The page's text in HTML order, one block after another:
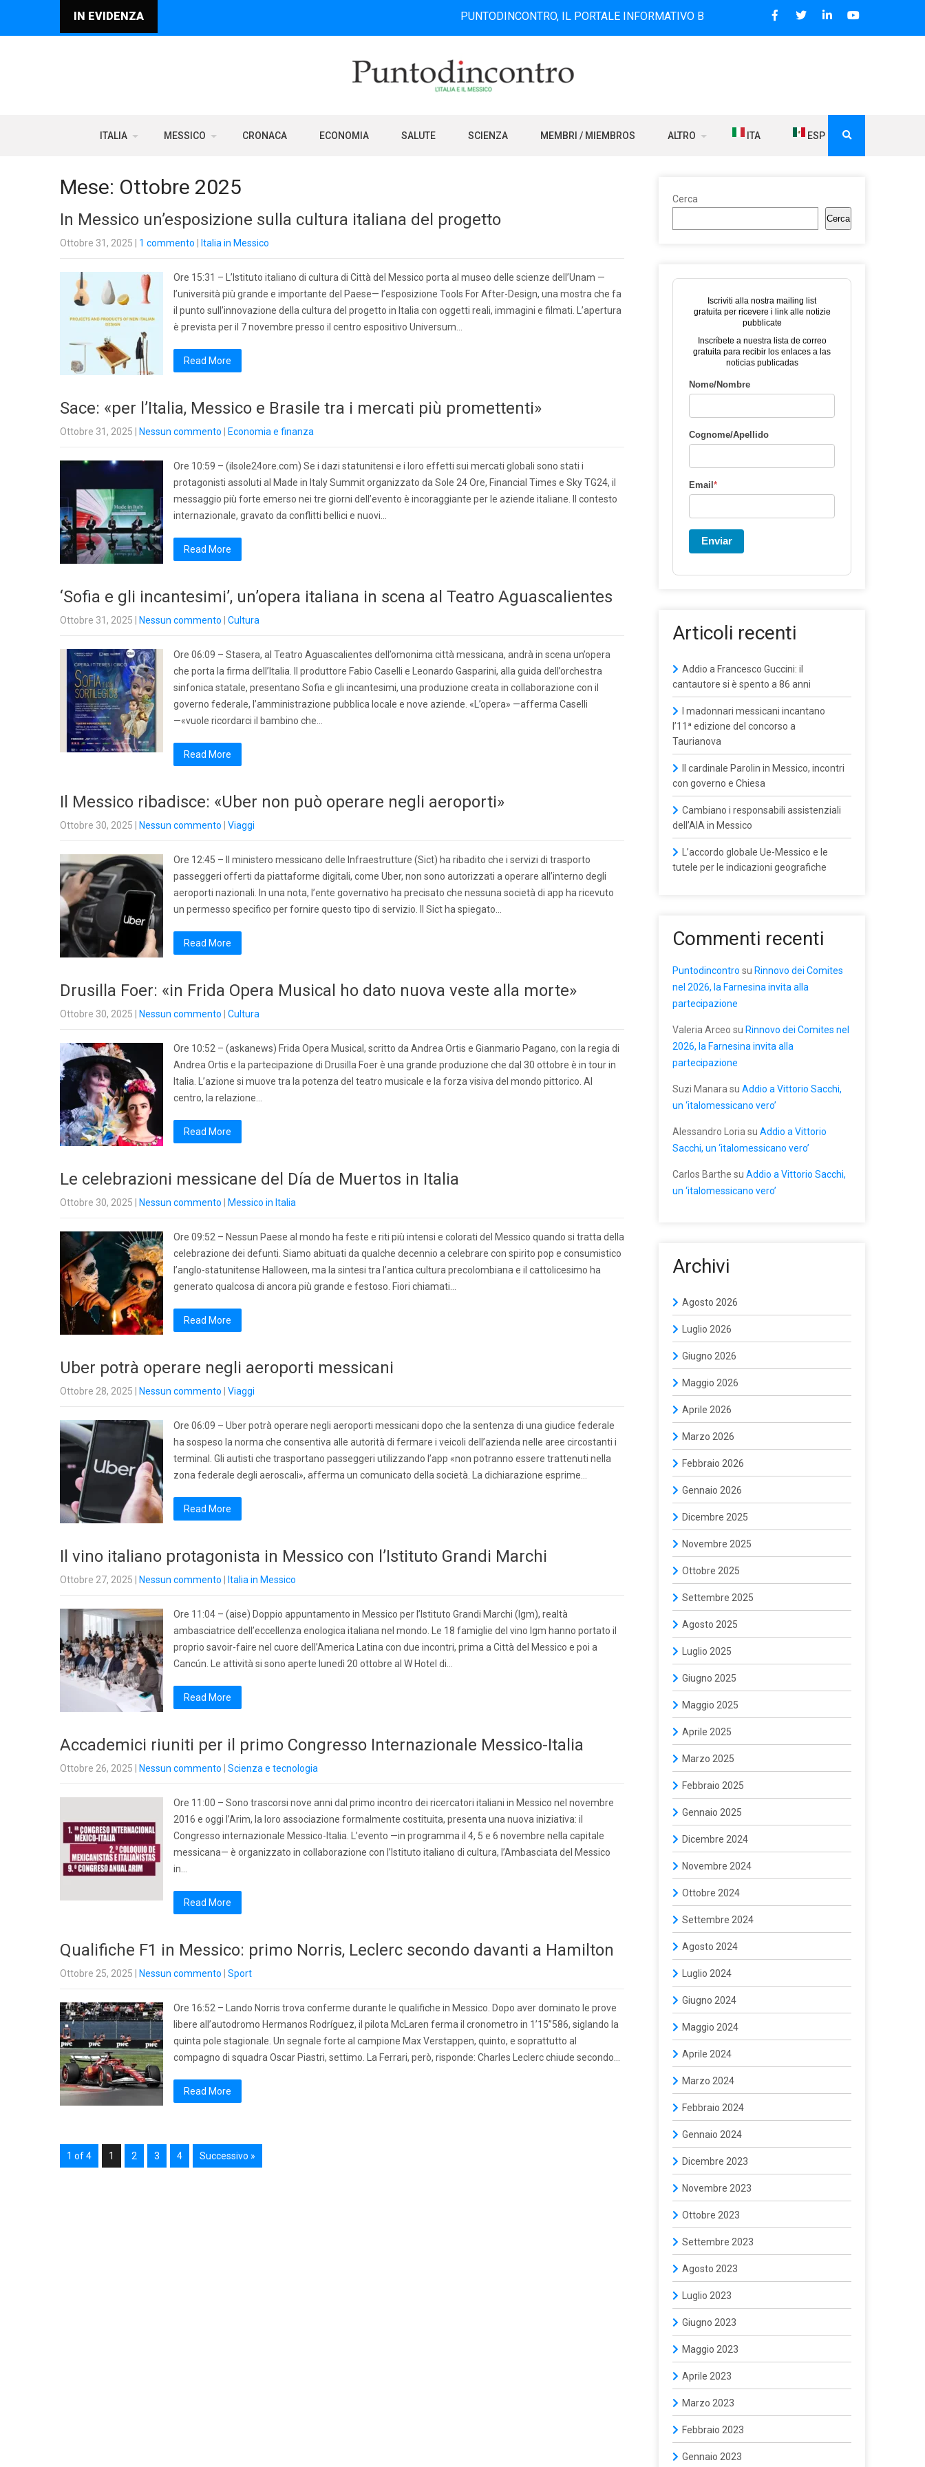
IN EVIDENZA PUNTODINCONTRO, IL PORTALE INFORMATIVO BILINGUE CHE DAL 2006 DIFFONDE NOTIZIE SUI
ITALIA MESSICO CRONACA ECONOMIA SALUTE SCIENZA MEMBRI / MIEMBROS ALTRO ITA ESP
Mese: Ottobre 2025
In Messico un’esposizione sulla cultura italiana del progetto
Ottobre 31, 2025 1 commento Italia in Messico
Ore 15:31 – L’Istituto italiano di cultura di Città del Messico porta al museo delle scienze dell’Unam —
l’università più grande e importante del Paese— l’esposizione Tools For After-Design, una mostra che fa
il punto sull’innovazione della cultura del progetto in Italia con oggetti reali, immagini e filmati. L’apertura
è prevista per il 7 novembre presso il centro espositivo Universum…
Read More
Sace: «per l’Italia, Messico e Brasile tra i mercati più promettenti»
Ottobre 31, 2025 Nessun commento Economia e finanza
Ore 10:59 – (ilsole24ore.com) Se i dazi statunitensi e i loro effetti sui mercati globali sono stati i
protagonisti assoluti al Made in Italy Summit organizzato da Sole 24 Ore, Financial Times e Sky TG24, il
messaggio più forte emerso nei tre giorni dell’evento è incoraggiante per le aziende italiane. Il contesto
internazionale, gravato da conflitti bellici e nuovi…
Read More
‘Sofia e gli incantesimi’, un’opera italiana in scena al Teatro Aguascalientes
Ottobre 31, 2025 Nessun commento Cultura
Ore 06:09 – Stasera, al Teatro Aguascalientes dell’omonima città messicana, andrà in scena un’opera
che porta la firma dell’Italia. Il produttore Fabio Caselli e Leonardo Gasparini, alla guida dell’orchestra
sinfonica statale, presentano Sofia e gli incantesimi, una produzione creata in collaborazione con il
governo federale, l’amministrazione pubblica locale e nove aziende. «L’opera» —afferma Caselli
—«vuole ricordarci il bambino che…
Read More
Il Messico ribadisce: «Uber non può operare negli aeroporti»
Ottobre 30, 2025 Nessun commento Viaggi
Ore 12:45 – Il ministero messicano delle Infraestrutture (Sict) ha ribadito che i servizi di trasporto
passeggeri offerti da piattaforme digitali, come Uber, non sono autorizzati a operare all’interno degli
aeroporti nazionali. In una nota, l’ente governativo ha precisato che nessuna società di app ha ricevuto
un permesso specifico per fornire questo tipo di servizio. Il Sict ha spiegato…
Read More
Drusilla Foer: «in Frida Opera Musical ho dato nuova veste alla morte»
Ottobre 30, 2025 Nessun commento Cultura
Ore 10:52 – (askanews) Frida Opera Musical, scritto da Andrea Ortis e Gianmario Pagano, con la regia di
Andrea Ortis e la partecipazione di Drusilla Foer è una grande produzione che dal 30 ottobre è in tour in
Italia. L’azione si muove tra la potenza del teatro musicale e la forza visiva del mondo pittorico. Al
centro, la relazione…
Read More
Le celebrazioni messicane del Día de Muertos in Italia
Ottobre 30, 2025 Nessun commento Messico in Italia
Ore 09:52 – Nessun Paese al mondo ha feste e riti più intensi e colorati del Messico quando si tratta della
celebrazione dei defunti. Siamo abituati da qualche decennio a celebrare con spirito pop e consumistico
l’anglo-statunitense Halloween, ma la sintesi tra l’antica cultura precolombiana e il cattolicesimo ha
generato qualcosa di ancora più grande e festoso. Fiori chiamati…
Read More
Uber potrà operare negli aeroporti messicani
Ottobre 28, 2025 Nessun commento Viaggi
Ore 06:09 – Uber potrà operare negli aeroporti messicani dopo che la sentenza di una giudice federale
ha sospeso la norma che consentiva alle autorità di fermare i veicoli dell’azienda nelle aree circostanti i
terminal. Gli autisti che trasportano passeggeri utilizzando l’app «non potranno essere trattenuti nella
zona federale degli aeroscali», afferma un comunicato della società. La dichiarazione esprime…
Read More
Il vino italiano protagonista in Messico con l’Istituto Grandi Marchi
Ottobre 27, 2025 Nessun commento Italia in Messico
Ore 11:04 – (aise) Doppio appuntamento in Messico per l’Istituto Grandi Marchi (Igm), realtà
ambasciatrice dell’eccellenza enologica italiana nel mondo. Le 18 famiglie del vino Igm hanno portato il
proprio savoir-faire nel cuore dell’America Latina con due incontri, prima a Città del Messico e poi a
Cancún. Le attività si sono aperte lunedì 20 ottobre al W Hotel di…
Read More
Accademici riuniti per il primo Congresso Internazionale Messico-Italia
Ottobre 26, 2025 Nessun commento Scienza e tecnologia
Ore 11:00 – Sono trascorsi nove anni dal primo incontro dei ricercatori italiani in Messico nel novembre
2016 e oggi l’Arim, la loro associazione formalmente costituita, presenta una nuova iniziativa: il
Congresso internazionale Messico-Italia. L’evento —in programma il 4, 5 e 6 novembre nella capitale
messicana— è organizzato in collaborazione con l’Istituto italiano di cultura, l’Ambasciata del Messico
in…
Read More
Qualifiche F1 in Messico: primo Norris, Leclerc secondo davanti a Hamilton
Ottobre 25, 2025 Nessun commento Sport
Ore 16:52 – Lando Norris trova conferme durante le qualifiche in Messico. Dopo aver dominato le prove
libere all’autodromo Hermanos Rodríguez, il pilota McLaren ferma il cronometro in 1’15”586, siglando la
quinta pole stagionale. Un segnale forte al campione Max Verstappen, quinto, e soprattutto al
compagno di squadra Oscar Piastri, settimo. La Ferrari, però, risponde: Charles Leclerc chiude secondo…
Read More
1 of 4 1 2 3 4 Successivo »
Cerca
Cerca
Iscriviti alla nostra mailing list
gratuita per ricevere i link alle notizie
pubblicate
Inscríbete a nuestra lista de correo
gratuita para recibir los enlaces a las
noticias publicadas
Nome/Nombre
Cognome/Apellido
Email *
Enviar
Articoli recenti
Addio a Francesco Guccini: il
cantautore si è spento a 86 anni
I madonnari messicani incantano
l’11ª edizione del concorso a
Taurianova
Il cardinale Parolin in Messico, incontri
con governo e Chiesa
Cambiano i responsabili assistenziali
dell’AIA in Messico
L’accordo globale Ue-Messico e le
tutele per le indicazioni geografiche
Commenti recenti
Puntodincontro su Rinnovo dei Comites
nel 2026, la Farnesina invita alla
partecipazione
Valeria Arceo su Rinnovo dei Comites nel
2026, la Farnesina invita alla
partecipazione
Suzi Manara su Addio a Vittorio Sacchi,
un ‘italomessicano vero’
Alessandro Loria su Addio a Vittorio
Sacchi, un ‘italomessicano vero’
Carlos Barthe su Addio a Vittorio Sacchi,
un ‘italomessicano vero’
Archivi
Agosto 2026
Luglio 2026
Giugno 2026
Maggio 2026
Aprile 2026
Marzo 2026
Febbraio 2026
Gennaio 2026
Dicembre 2025
Novembre 2025
Ottobre 2025
Settembre 2025
Agosto 2025
Luglio 2025
Giugno 2025
Maggio 2025
Aprile 2025
Marzo 2025
Febbraio 2025
Gennaio 2025
Dicembre 2024
Novembre 2024
Ottobre 2024
Settembre 2024
Agosto 2024
Luglio 2024
Giugno 2024
Maggio 2024
Aprile 2024
Marzo 2024
Febbraio 2024
Gennaio 2024
Dicembre 2023
Novembre 2023
Ottobre 2023
Settembre 2023
Agosto 2023
Luglio 2023
Giugno 2023
Maggio 2023
Aprile 2023
Marzo 2023
Febbraio 2023
Gennaio 2023